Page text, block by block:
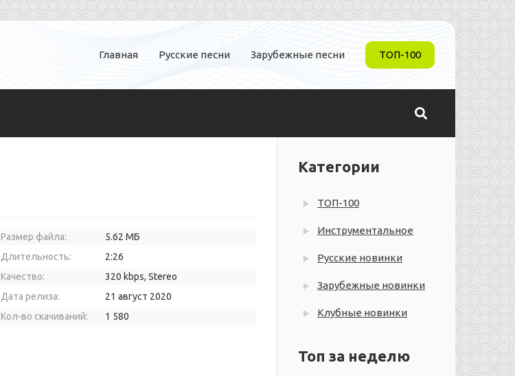
Главная Русские песни Зарубежные песни ТОП-100
Размер файла:
5.62 МБ
Длительность:
2:26
Качество:
320 kbps, Stereo
Дата релиза:
21 август 2020
Кол-во скачиваний:
1 580
Категории
ТОП-100
Инструментальное
Русские новинки
Зарубежные новинки
Клубные новинки
Топ за неделю